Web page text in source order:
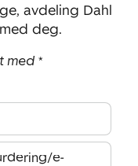
avdeling Dahl
deg.
med *
e-